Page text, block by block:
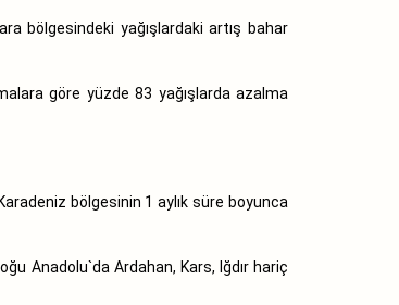
bölgesindeki yağışlardaki artış bahar
göre yüzde 83 yağışlarda azalma
bölgesinin 1 aylık süre boyunca
Anadolu`da Ardahan, Kars, Iğdır hariç